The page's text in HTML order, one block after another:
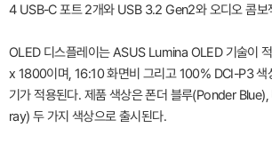
4 USB-C 포트 2개와 USB 3.2 Gen2와 오디오 콤보
OLED 디스플레이는 ASUS Lumina OLED 기술이
x 1800이며, 16:10 화면비 그리고 100% DCI-P3 색
기가 적용된다. 제품 색상은 폰더 블루(Ponder
ray) 두 가지 색상으로 출시된다.